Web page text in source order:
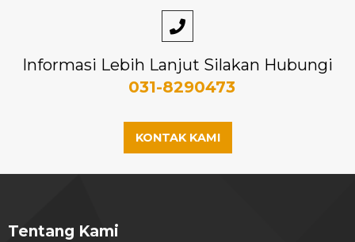
Informasi Lebih Lanjut Silakan Hubungi
031-8290473
KONTAK KAMI
Tentang Kami